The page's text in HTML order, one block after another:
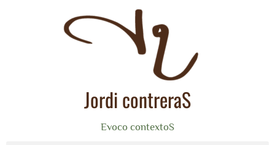
Jordi contreraS
Evoco contextoS